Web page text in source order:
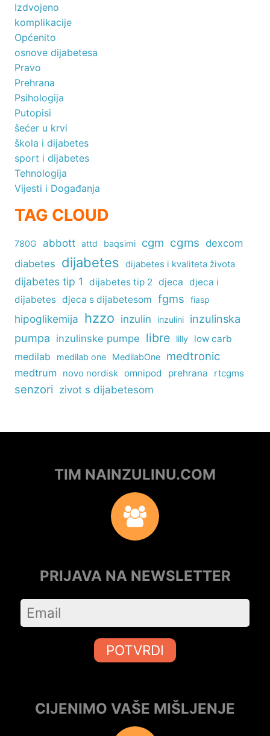
Izdvojeno
komplikacije
Općenito
osnove dijabetesa
Pravo
Prehrana
Psihologija
Putopisi
šećer u krvi
škola i dijabetes
sport i dijabetes
Tehnologija
Vijesti i Događanja
TAG CLOUD
780G abbott attd baqsimi cgm cgms dexcom
diabetes dijabetes dijabetes i kvaliteta života
dijabetes tip 1 dijabetes tip 2 djeca djeca i
dijabetes djeca s dijabetesom fgms fiasp
hipoglikemija hzzo inzulin inzulini
inzulinska
pumpa inzulinske pumpe libre lilly low carb
medilab medilab one MedilabOne medtronic
medtrum novo nordisk omnipod prehrana rtcgms
senzori zivot s dijabetesom
TIM NAINZULINU.COM
PRIJAVA NA NEWSLETTER
POTVRDI
CIJENIMO VAŠE MIŠLJENJE